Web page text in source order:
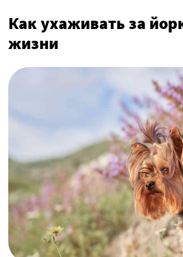
Как ухаживать за
жизни